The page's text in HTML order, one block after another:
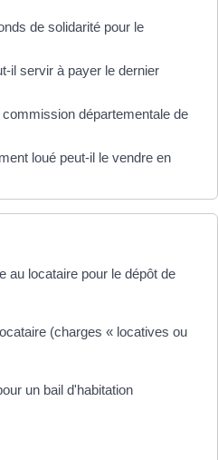
de solidarité pour le
il servir à payer le dernier
départementale de
loué peut-il le vendre en
au locataire pour le dépôt de
(charges « locatives ou
un bail d'habitation